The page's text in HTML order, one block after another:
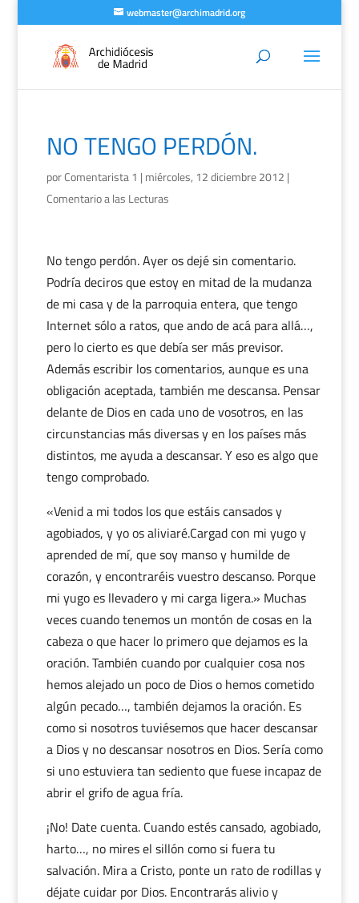
webmaster@archimadrid.org
NO TENGO PERDÓN.
porComentarista 1 | miércoles, 12 diciembre 2012 |
Comentario a las Lecturas
No tengo perdón. Ayer os dejé sin comentario.
Podría deciros que estoy en mitad de la mudanza
de mi casa y de la parroquia entera, que tengo
Internet sólo a ratos, que ando de acá para allá…,
pero lo cierto es que debía ser más previsor.
Además escribir los comentarios, aunque es una
obligación aceptada, también me descansa. Pensar
delante de Dios en cada uno de vosotros, en las
circunstancias más diversas y en los países más
distintos, me ayuda a descansar. Y eso es algo que
tengo comprobado.
«Venid a mi todos los que estáis cansados y
agobiados, y yo os aliviaré.Cargad con mi yugo y
aprended de mí, que soy manso y humilde de
corazón, y encontraréis vuestro descanso. Porque
mi yugo es llevadero y mi carga ligera.» Muchas
veces cuando tenemos un montón de cosas en la
cabeza o que hacer lo primero que dejamos es la
oración. También cuando por cualquier cosa nos
hemos alejado un poco de Dios o hemos cometido
algún pecado…, también dejamos la oración. Es
como si nosotros tuviésemos que hacer descansar
a Dios y no descansar nosotros en Dios. Sería como
si uno estuviera tan sediento que fuese incapaz de
abrir el grifo de agua fría.
¡No! Date cuenta. Cuando estés cansado, agobiado,
harto…, no mires el sillón como si fuera tu
salvación. Mira a Cristo, ponte un rato de rodillas y
déjate cuidar por Dios. Encontrarás alivio y